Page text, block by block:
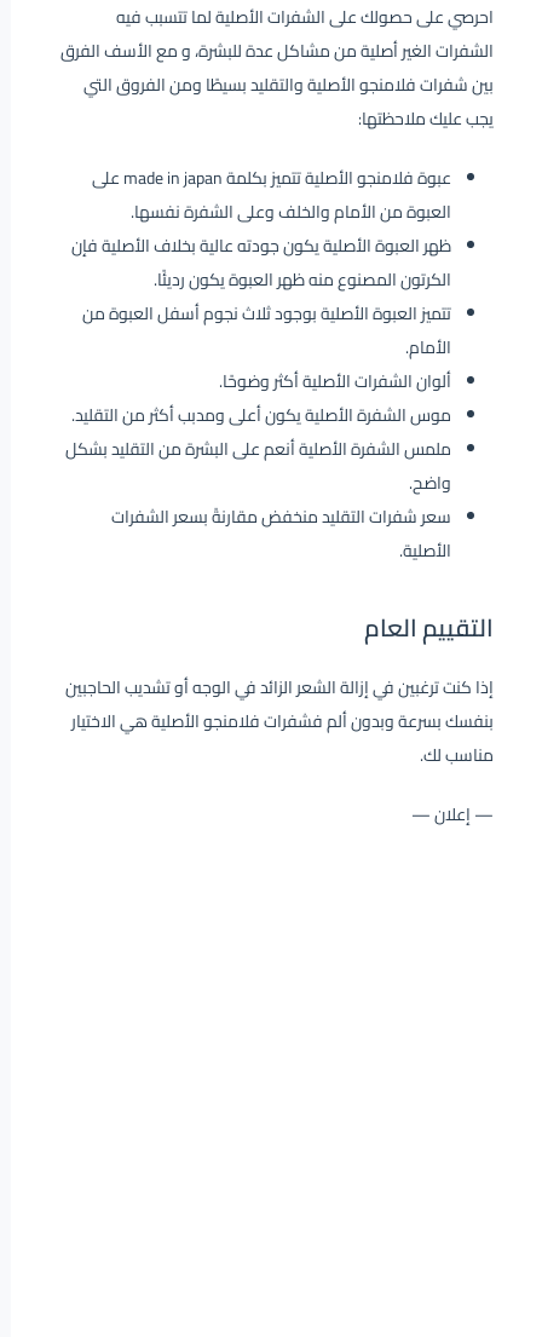
احرصي على حصولك على الشفرات الأصلية لما تتسبب فيه
الشفرات الغير أصلية من مشاكل عدة للبشرة، و مع الأسف الفرق
بين شفرات فلامنجو الأصلية والتقليد بسيطًا ومن الفروق التي
يجب عليك ملاحظتها:
عبوة فلامنجو الأصلية تتميز بكلمة made in japan على
العبوة من الأمام والخلف وعلى الشفرة نفسها.
ظهر العبوة الأصلية يكون جودته عالية بخلاف الأصلية فإن
الكرتون المصنوع منه ظهر العبوة يكون رديئًا.
تتميز العبوة الأصلية بوجود ثلاث نجوم أسفل العبوة من
الأمام.
ألوان الشفرات الأصلية أكثر وضوحًا.
موس الشفرة الأصلية يكون أعلى ومدبب أكثر من التقليد.
ملمس الشفرة الأصلية أنعم على البشرة من التقليد بشكل
واضح.
سعر شفرات التقليد منخفض مقارنةً بسعر الشفرات
الأصلية.
التقييم العام
إذا كنت ترغبين في إزالة الشعر الزائد في الوجه أو تشديب الحاجبين
بنفسك بسرعة وبدون ألم فشفرات فلامنجو الأصلية هي الاختيار
مناسب لك.
— إعلان —